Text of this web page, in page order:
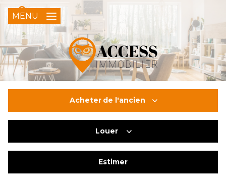
0
FR
MENU
Acheter de l'ancien
Du neuf
Louer
Estimer